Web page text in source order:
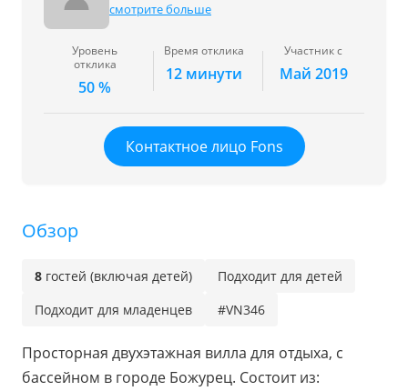
смотрите больше
Уровень
отклика
50 %
Время отклика
12 минути
Участник с
Май 2019
Контактное лицо Fons
Обзор
8 гостей (включая детей)
Подходит для детей
Подходит для младенцев
#VN346
Просторная двухэтажная вилла для отдыха, с
бассейном в городе Божурец. Состоит из: